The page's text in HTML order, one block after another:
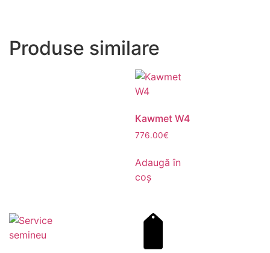
Produse similare
Kawmet W4
776.00€
Adaugă în
coș